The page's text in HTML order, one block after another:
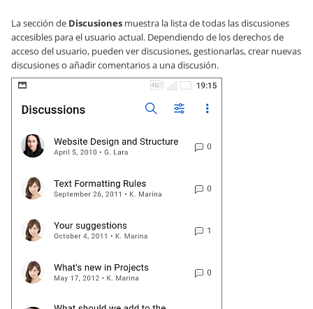
La sección de Discusiones muestra la lista de todas las discusiones
accesibles para el usuario actual. Dependiendo de los derechos de
acceso del usuario, pueden ver discusiones, gestionarlas, crear nuevas
discusiones o añadir comentarios a una discusión.